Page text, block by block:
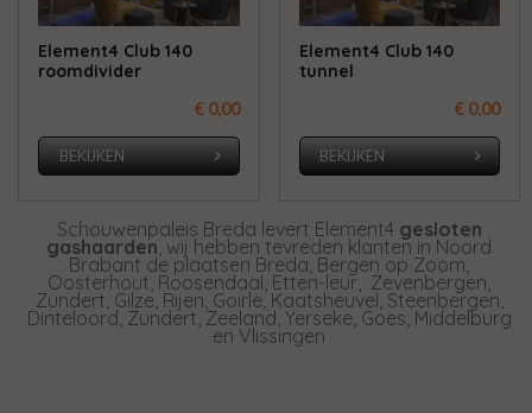
Element4 Club 140
roomdivider
€ 0,00
BEKIJKEN
Element4 Club 140
tunnel
€ 0,00
BEKIJKEN
Schouwenpaleis Breda levert Element4 gesloten
gashaarden, wij hebben tevreden klanten in Noord
Brabant de plaatsen Breda, Bergen op Zoom,
Oosterhout, Roosendaal, Etten-leur, Zevenbergen,
Zundert, Gilze, Rijen, Goirle, Kaatsheuvel, Steenbergen,
Dinteloord, Zundert, Zeeland, Yerseke, Goes, Middelburg
en Vlissingen